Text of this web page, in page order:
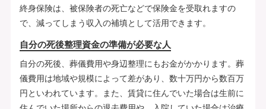
終身保険は、被保険者の死亡などで保険金を受取れますの
で、減ってしまう収入の補填として活用できます。
自分の死後整理資金の準備が必要な人
自分の死後、葬儀費用や身辺整理にもお金がかかります。葬
儀費用は地域や規模によって差があり、数十万円から数百万
円といわれています。また、賃貸に住んでいた場合は生前に